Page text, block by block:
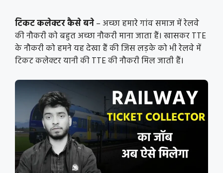
टिकट कलेक्टर कैसे बने– अच्छा हमारे गांव समाज में रेलवे
की नौकरी को बहुत अच्छा नौकरी माना जाता हैं। खासकर TTE
के नौकरी को हमने यह देखा हैं की जिस लड़के को भी रेलवे में
टिकट कलेक्टर यानी की TTE की नौकरी मिल जाती हैं।